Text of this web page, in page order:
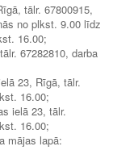
tālr. 67800915,
no plkst. 9.00 līdz
16.00;
67282810, darba
23, Rīgā, tālr.
16.00;
ielā 23, tālr.
16.00;
mājas lapā: